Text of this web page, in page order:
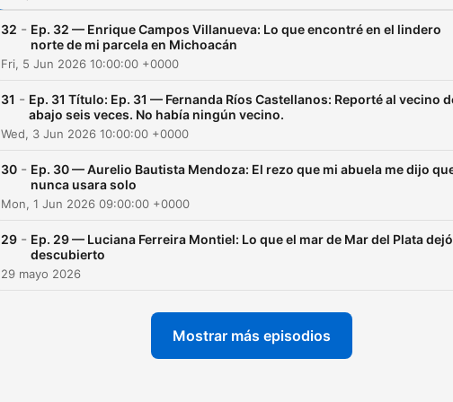
32 - Ep. 32 — Enrique Campos Villanueva: Lo que encontré en el lindero
norte de mi parcela en Michoacán
Fri, 5 Jun 2026 10:00:00 +0000
31 - Ep. 31 Título: Ep. 31 — Fernanda Ríos Castellanos: Reporté al vecino
abajo seis veces. No había ningún vecino.
Wed, 3 Jun 2026 10:00:00 +0000
30 - Ep. 30 — Aurelio Bautista Mendoza: El rezo que mi abuela me dijo
nunca usara solo
Mon, 1 Jun 2026 09:00:00 +0000
29 - Ep. 29 — Luciana Ferreira Montiel: Lo que el mar de Mar del Plata
descubierto
29 mayo 2026
Mostrar más episodios